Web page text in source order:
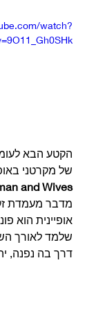
watch?
הקטע הבא
של מקרטני
and Wives
מדבר מעמדת
אופיינית הוא
שלמד לאורך
דרך בה נפנה,